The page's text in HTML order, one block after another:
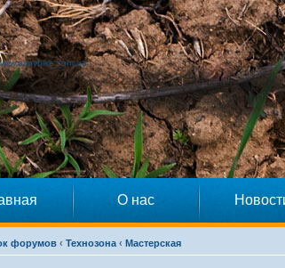
О нас
форумов ‹ Технозона ‹ Мастерская